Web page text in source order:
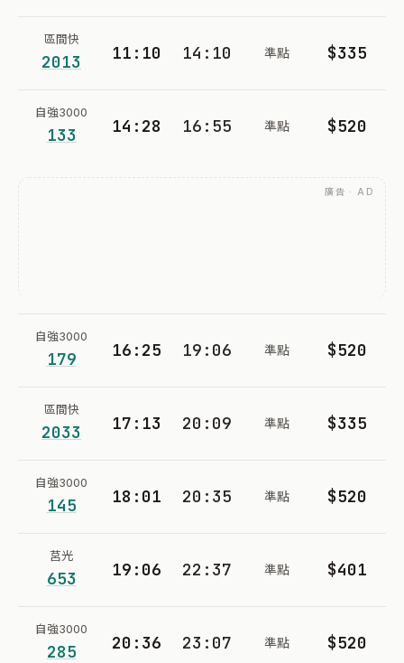
區間快
2013 11:10 14:10 準點 $335
自強3000
133 14:28 16:55 準點 $520
廣告 · AD
自強3000
179 16:25 19:06 準點 $520
區間快
2033 17:13 20:09 準點 $335
自強3000
145 18:01 20:35 準點 $520
莒光
653 19:06 22:37 準點 $401
自強3000
285 20:36 23:07 準點 $520